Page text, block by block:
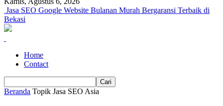
Jasa SEO Google Website Bulanan Murah Bergaransi Terbaik di
Bekasi
Home
Contact
Beranda Topik Jasa SEO Asia